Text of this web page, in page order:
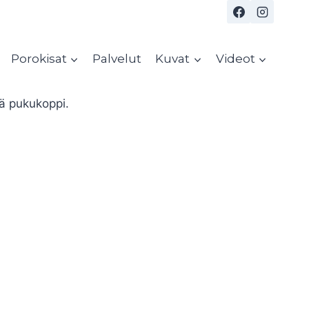
Porokisat Palvelut Kuvat Videot
pukukoppi.